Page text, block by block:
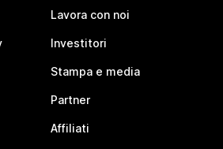
Lavora con noi
Investitori
Stampa e media
Partner
Affiliati